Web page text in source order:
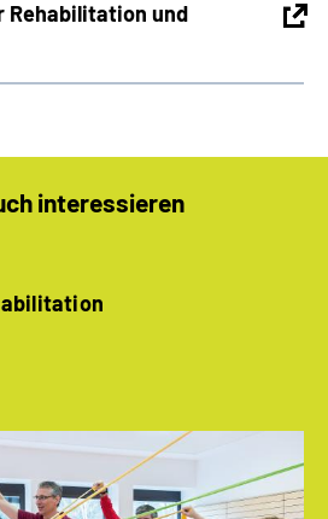
Rehabilitation und
interessieren